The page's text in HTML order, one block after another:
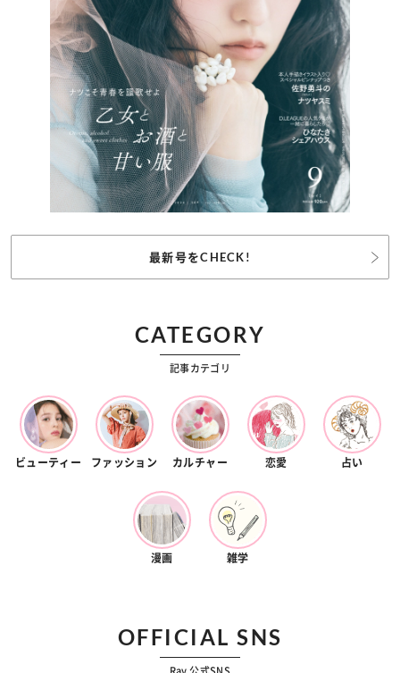
最新号をCHECK!
CATEGORY
記事カテゴリ
ビューティー ファッション カルチャー 恋愛 占い
漫画 雑学
OFFICIAL SNS